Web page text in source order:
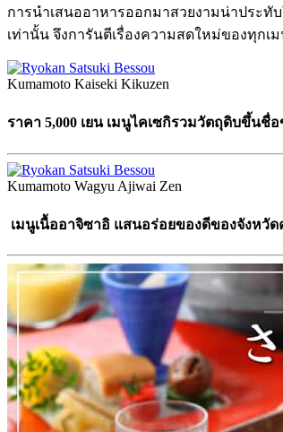
การนำเสนออาหารออกมาสวยงามน่าประทั
เท่านั้น จึงการันตีเรื่องความสดใหม่ของทุกเ
Kumamoto Kaiseki Kikuzen
ราคา 5,000 เยน เมนูไคเซกิรวมวัตถุดิบขึ้นชื่
Kumamoto Wagyu Ajiwai Zen
เมนูเนื้ออาจิซาอิ แสนอร่อยของดีของจังหวัด